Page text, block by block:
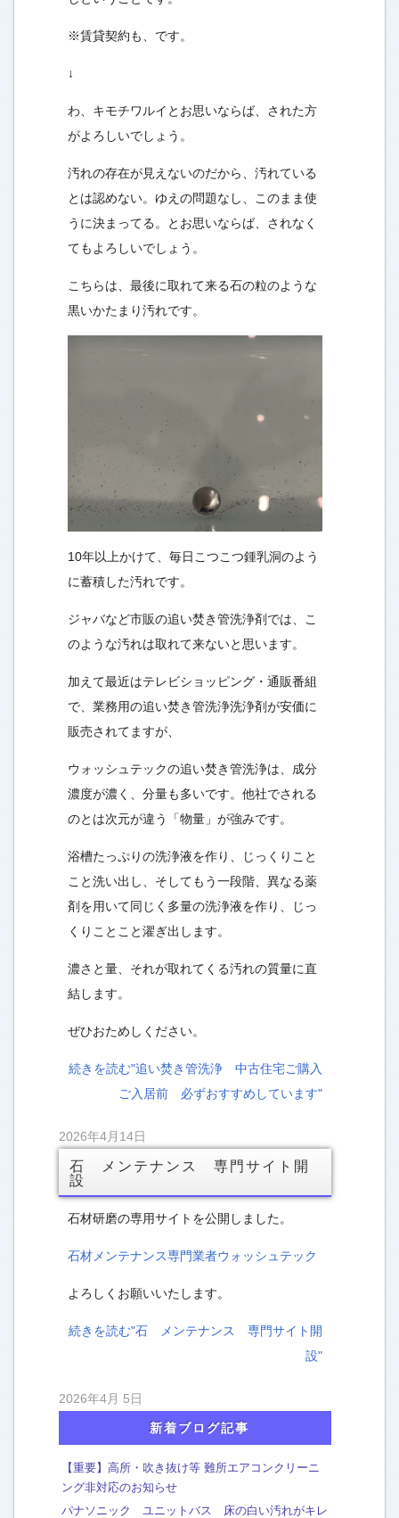
※賃貸契約も、です。
↓
わ、キモチワルイとお思いならば、された方
がよろしいでしょう。
汚れの存在が見えないのだから、汚れている
とは認めない。ゆえの問題なし、このまま使
うに決まってる。とお思いならば、されなく
てもよろしいでしょう。
こちらは、最後に取れて来る石の粒のような
黒いかたまり汚れです。
10年以上かけて、毎日こつこつ鍾乳洞のよう
に蓄積した汚れです。
ジャバなど市販の追い焚き管洗浄剤では、こ
のような汚れは取れて来ないと思います。
加えて最近はテレビショッピング・通販番組
で、業務用の追い焚き管洗浄洗浄剤が安価に
販売されてますが、
ウォッシュテックの追い焚き管洗浄は、成分
濃度が濃く、分量も多いです。他社でされる
のとは次元が違う「物量」が強みです。
浴槽たっぷりの洗浄液を作り、じっくりこと
こと洗い出し、そしてもう一段階、異なる薬
剤を用いて同じく多量の洗浄液を作り、じっ
くりことこと濯ぎ出します。
濃さと量、それが取れてくる汚れの質量に直
結します。
ぜひおためしください。
続きを読む"追い焚き管洗浄 中古住宅ご購入
ご入居前 必ずおすすめしています"
2026年4月14日
石 メンテナンス 専門サイト開
設
石材研磨の専用サイトを公開しました。
石材メンテナンス専門業者ウォッシュテック
よろしくお願いいたします。
続きを読む"石 メンテナンス 専門サイト開
設"
2026年4月 5日
新着ブログ記事
【重要】高所・吹き抜け等 難所エアコンクリーニ
ング非対応のお知らせ
パナソニック ユニットバス 床の白い汚れがキレ